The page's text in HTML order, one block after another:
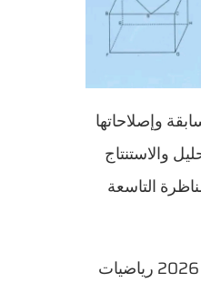
وإصلاحاتها
والاستنتاج
التاسعة